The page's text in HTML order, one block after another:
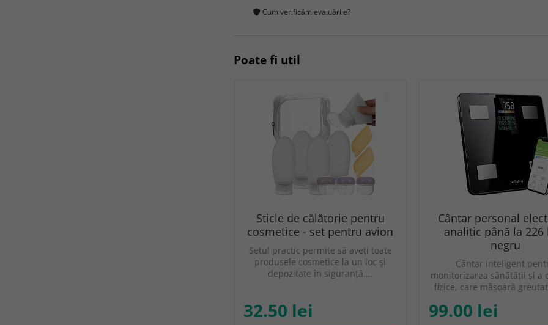
Cum verificăm evaluările?
Poate fi util
Sticle de călătorie pentru
cosmetice - set pentru avion
Setul practic permite să aveți toate
produsele cosmetice la un loc și
depozitate în siguranță.…
32.50 lei
Cântar personal
analitic până la 226
negru
Cântar inteligent
monitorizarea sănătății și a
fizice, care măsoară
99.00 lei